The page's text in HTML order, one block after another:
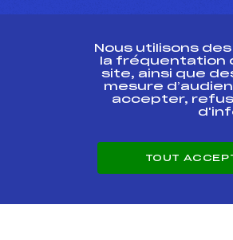
ESPACE PRESSE
Nous utilisons
la fréquentation
site, ainsi que
mesure
accepter,
TOUT